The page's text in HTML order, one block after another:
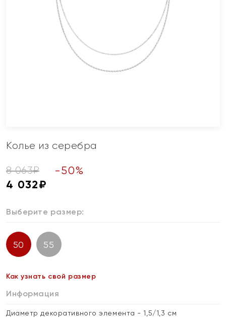
Колье из серебра
8 063₽ -50%
4 032₽
Выберите размер:
50 55
Как узнать свой размер
Информация
Диаметр декоративного элемента - 1,5/1,3 см